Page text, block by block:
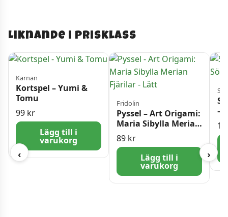
Liknande i prisklass
‹
Kärnan
Kortspel – Yumi &
Tomu
99 kr
Lägg till i
varukorg
Fridolin
Pyssel – Art Origami:
Maria Sibylla Merian
Fjärilar – Lätt
89 kr
Lägg till i
varukorg
–
›